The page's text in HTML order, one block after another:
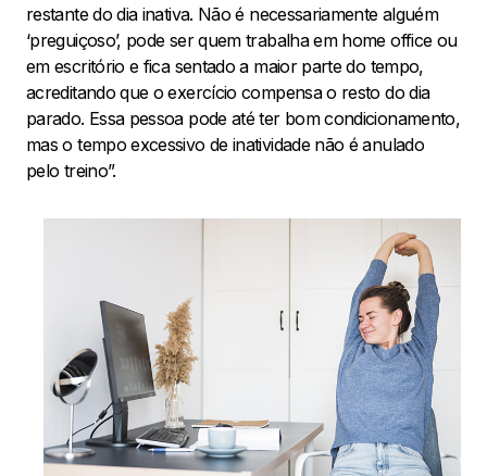
restante do dia inativa. Não é necessariamente alguém
‘preguiçoso’, pode ser quem trabalha em home office ou
em escritório e fica sentado a maior parte do tempo,
acreditando que o exercício compensa o resto do dia
parado. Essa pessoa pode até ter bom condicionamento,
mas o tempo excessivo de inatividade não é anulado
pelo treino”.